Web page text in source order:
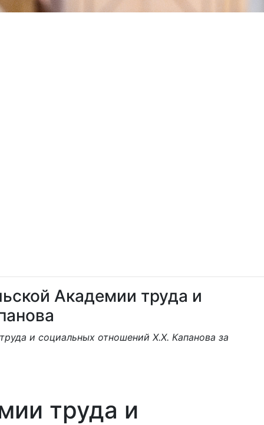
Академии труда и
и социальных отношений Х.Х. Капанова за
труда и